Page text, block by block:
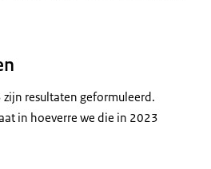
resultaten geformuleerd.
in hoeverre we die in 2023